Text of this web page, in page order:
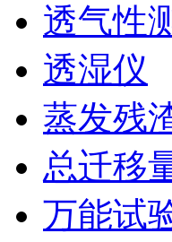
透气性
透湿仪
蒸发残
总迁移
万能试